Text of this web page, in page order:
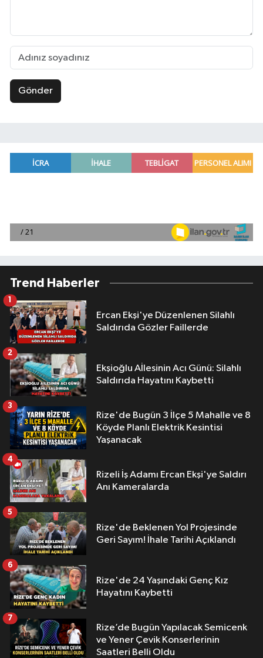
Gönder
Trend Haberler
Ercan Ekşi'ye Düzenlenen Silahlı
Saldırıda Gözler Faillerde
1
Ekşioğlu Aİlesinin Acı Günü: Silahlı
Saldırıda Hayatını Kaybetti
2
Rize'de Bugün 3 İlçe 5 Mahalle ve 8
Köyde Planlı Elektrik Kesintisi
Yaşanacak
3
Rizeli İş Adamı Ercan Ekşi'ye Saldırı
Anı Kameralarda
4
Rize'de Beklenen Yol Projesinde
Geri Sayım! İhale Tarihi Açıklandı
5
Rize'de 24 Yaşındaki Genç Kız
Hayatını Kaybetti
6
Rize’de Bugün Yapılacak Semicenk
ve Yener Çevik Konserlerinin
Saatleri Belli Oldu
7